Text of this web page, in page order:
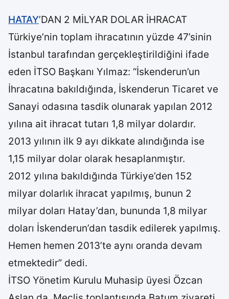
HATAY’DAN 2 MİLYAR DOLAR İHRACAT
Türkiye’nin toplam ihracatının yüzde 47’sinin
İstanbul tarafından gerçekleştirildiğini ifade
eden İTSO Başkanı Yılmaz: “İskenderun’un
İhracatına bakıldığında, İskenderun Ticaret ve
Sanayi odasına tasdik olunarak yapılan 2012
yılına ait ihracat tutarı 1,8 milyar dolardır.
2013 yılının ilk 9 ayı dikkate alındığında ise
1,15 milyar dolar olarak hesaplanmıştır.
2012 yılına bakıldığında Türkiye’den 152
milyar dolarlık ihracat yapılmış, bunun 2
milyar doları Hatay’dan, bununda 1,8 milyar
doları İskenderun’dan tasdik edilerek yapılmış.
Hemen hemen 2013’te aynı oranda devam
etmektedir” dedi.
İTSO Yönetim Kurulu Muhasip üyesi Özcan